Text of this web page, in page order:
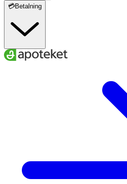
💳Betalning